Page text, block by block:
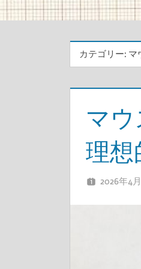
カテゴリー: マ
マ
理想
2026年4